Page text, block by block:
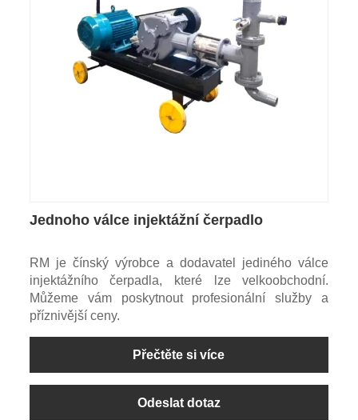
Jednoho válce injektážní čerpadlo
RM je čínský výrobce a dodavatel jediného válce
injektážního čerpadla, které lze velkoobchodní.
Můžeme vám poskytnout profesionální služby a
příznivější ceny.
Přečtěte si více
Odeslat dotaz